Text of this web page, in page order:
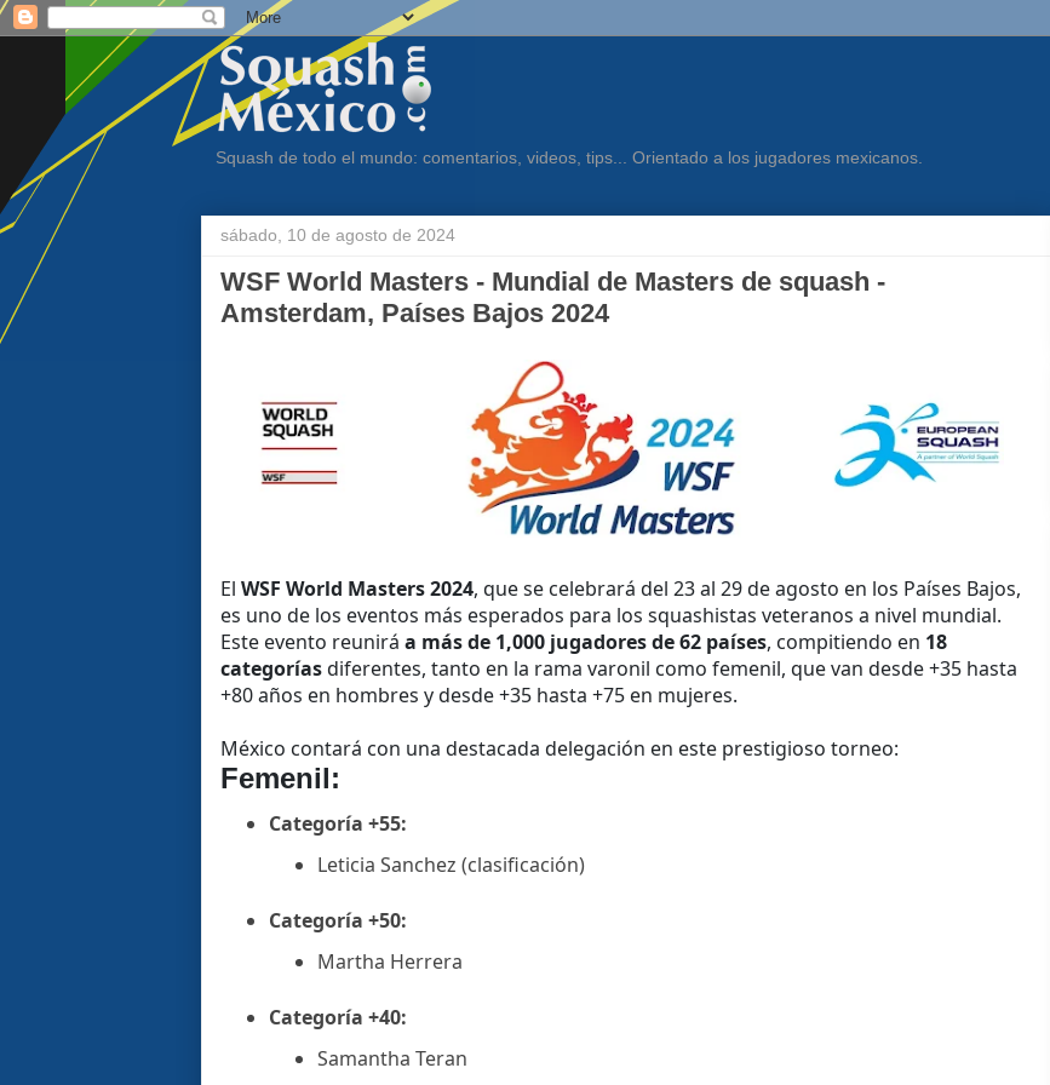
Squash de todo el mundo: comentarios, videos, tips... Orientado a los jugadores mexicanos.
sábado, 10 de agosto de 2024
WSF World Masters - Mundial de Masters de squash -
Amsterdam, Países Bajos 2024
El WSF World Masters 2024, que se celebrará del 23 al 29 de agosto en los Países Bajos,
es uno de los eventos más esperados para los squashistas veteranos a nivel mundial.
Este evento reunirá a más de 1,000 jugadores de 62 países, compitiendo en 18
categoríasdiferentes, tanto en la rama varonil como femenil, que van desde +35 hasta
+80 años en hombres y desde +35 hasta +75 en mujeres.
México contará con una destacada delegación en este prestigioso torneo:
Femenil:
Categoría +55:
Leticia Sanchez (clasificación)
Categoría +50:
Martha Herrera
Categoría +40:
Samantha Teran